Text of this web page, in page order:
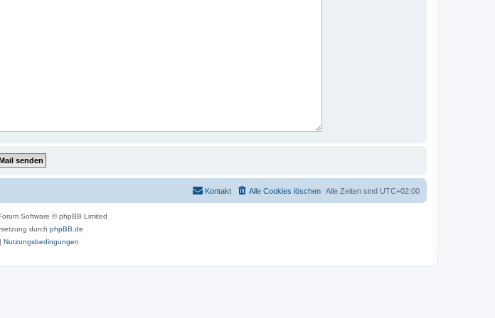
Alle Zeiten sind UTC+02:00
Alle Cookies löschen
Kontakt
Software © phpBB Limited
durch phpBB.de
Nutzungsbedingungen